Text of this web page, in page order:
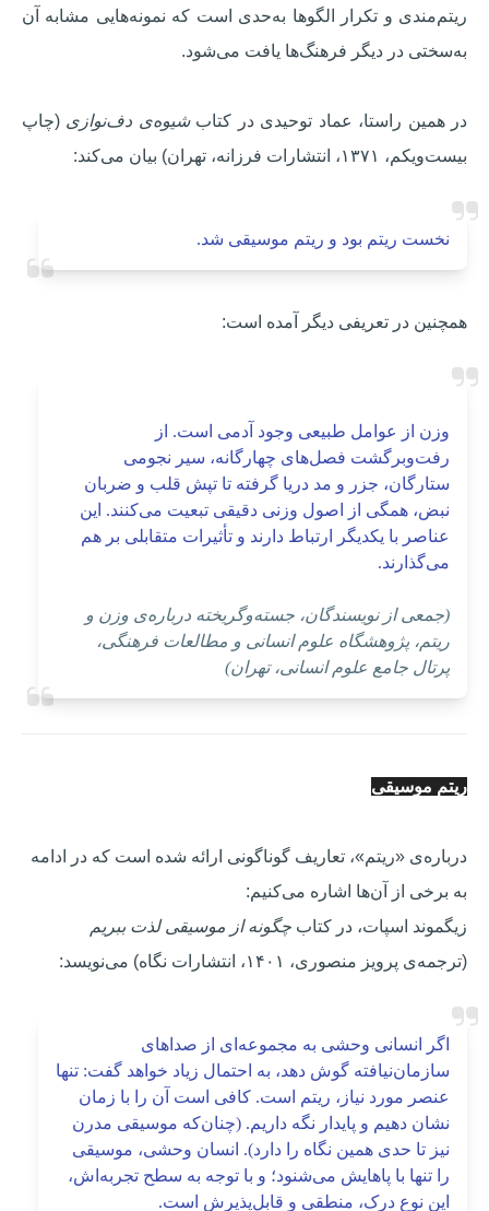
ریتم‌مندی و تکرار الگوها به‌حدی است که نمونه‌هایی مشابه آن
به‌سختی در دیگر فرهنگ‌ها یافت می‌شود.
در همین راستا، عماد توحیدی در کتابشیوه‌ی دف‌نوازی (چاپ
بیست‌و‌یکم، ۱۳۷۱، انتشارات فرزانه، تهران) بیان می‌کند:
نخست ریتم بود و ریتم موسیقی شد.
همچنین در تعریفی دیگر آمده است:
وزن از عوامل طبیعی وجود آدمی است. از
رفت‌و‌برگشت فصل‌های چهارگانه، سیر نجومی
ستارگان، جزر و مد دریا گرفته تا تپش قلب و ضربان
نبض، همگی از اصول وزنی دقیقی تبعیت می‌کنند. این
عناصر با یکدیگر ارتباط دارند و تأثیرات متقابلی بر هم
می‌گذارند.
(جمعی از نویسندگان، جسته‌وگریخته درباره‌ی وزن و
ریتم، پژوهشگاه علوم انسانی و مطالعات فرهنگی،
پرتال جامع علوم انسانی، تهران)
ریتم موسیقی
درباره‌ی «ریتم»، تعاریف گوناگونی ارائه شده است که در ادامه
به برخی از آن‌ها اشاره می‌کنیم:
زیگموند اسپات، در کتاب چگونه از موسیقی لذت ببریم
(ترجمه‌ی پرویز منصوری، ۱۴۰۱، انتشارات نگاه) می‌نویسد:
اگر انسانی وحشی به مجموعه‌ای از صداهای
سازمان‌نیافته گوش دهد، به احتمال زیاد خواهد گفت: تنها
عنصر مورد نیاز، ریتم است. کافی است آن را با زمان
نشان دهیم و پایدار نگه داریم. (چنان‌که موسیقی مدرن
نیز تا حدی همین نگاه را دارد). انسان وحشی، موسیقی
را تنها با پاهایش می‌شنود؛ و با توجه به سطح تجربه‌اش،
این نوع درک، منطقی و قابل‌پذیرش است.